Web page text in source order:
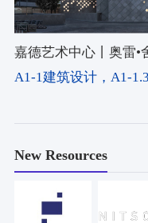
嘉德艺术中心丨奥雷•
A1-1建筑设计，A1-
New Resources